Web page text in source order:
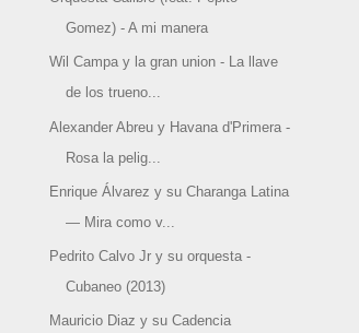
Gomez) - A mi manera
Wil Campa y la gran union - La llave
de los trueno...
Alexander Abreu y Havana d'Primera -
Rosa la pelig...
Enrique Álvarez y su Charanga Latina
— Mira como v...
Pedrito Calvo Jr y su orquesta -
Cubaneo (2013)
Mauricio Diaz y su Cadencia